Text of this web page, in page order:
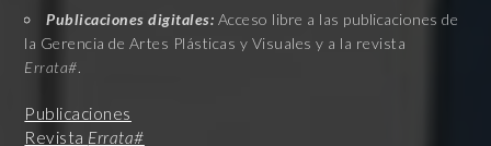
Publicaciones digitales: Acceso libre a las publicaciones de
la Gerencia de Artes Plásticas y Visuales y a la revista
Errata#.
Publicaciones
Revista Errata#